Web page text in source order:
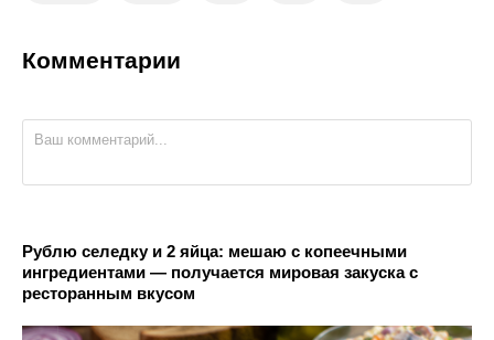
Комментарии
Рублю селедку и 2 яйца: мешаю с копеечными
ингредиентами — получается мировая закуска с
ресторанным вкусом